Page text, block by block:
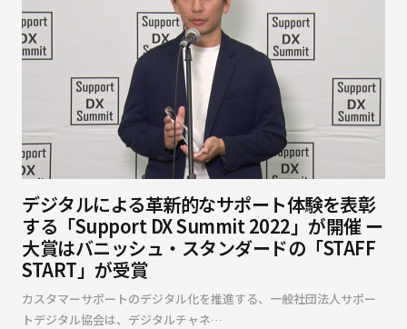
デジタルによる革新的なサポート体験を表彰
する「Support DX Summit 2022」が開催 ー
大賞はバニッシュ・スタンダードの「STAFF
START」が受賞
カスタマーサポートのデジタル化を推進する、一般社団法人サポー
トデジタル協会は、デジタルチャネ…